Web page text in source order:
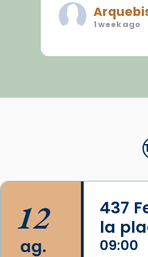
1 week ago
juliol la
📸 J. Merino
Photo
12
ag.
437
la
09:00